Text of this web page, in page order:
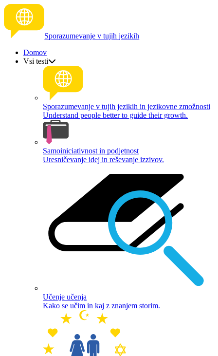
Sporazumevanje v tujih jezikih
Domov
Vsi testi
Sporazumevanje v tujih jezikih in jezikovne zmožnosti
Understand people better to guide their growth.
Samoiniciativnost in podjetnost
Uresničevanje idej in reševanje izzivov.
Učenje učenja
Kako se učim in kaj z znanjem storim.